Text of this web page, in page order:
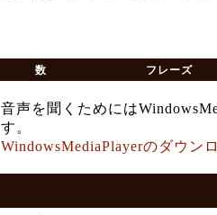
数 フレーズ
音声を聞くためには
す。
WindowsMediaPlayerのダウン